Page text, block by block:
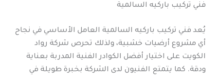
فني تركيب باركيه السالمية
يُعد فني تركيب باركيه السالمية العامل الأساسي في نجاح
أي مشروع أرضيات خشبية، ولذلك تحرص شركة رواد
الكويت على اختيار أفضل الكوادر الفنية المدربة بعناية
ودقة. كما يتمتع الفنيون لدى الشركة بخبرة طويلة في